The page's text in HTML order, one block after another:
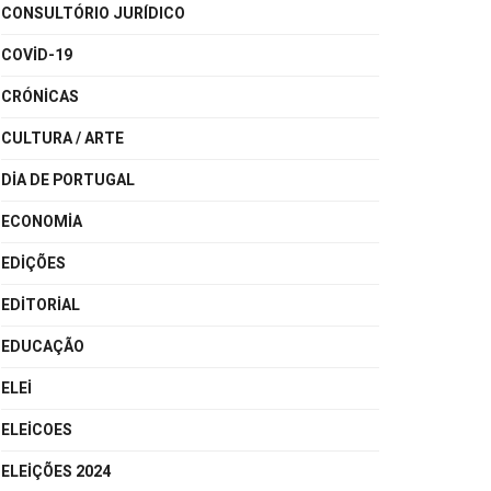
CONSULTÓRIO JURÍDICO
COVID-19
CRÓNICAS
CULTURA / ARTE
DIA DE PORTUGAL
ECONOMIA
EDIÇÕES
EDITORIAL
EDUCAÇÃO
ELEI
ELEICOES
ELEIÇÕES 2024